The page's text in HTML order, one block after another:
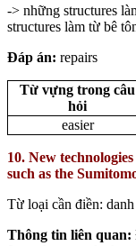
-> những structures
structures làm từ bê
Đáp án: repairs
Từ vựng trong câu
hỏi
easier
10. New
such as the
Từ loại cần điền:
Thông tin liên quan: